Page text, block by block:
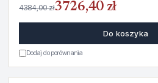
4384,00 zł3726,40 zł
Do koszyka
Dodaj do porównania